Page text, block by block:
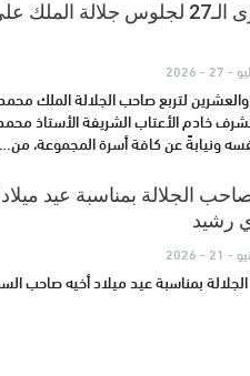
تهنئة بمناسبة الذكرى الـ27 لجلوس
27 - 2026
لتربع صاحب الجلالة الملك
خادم الأعتاب الشريفة الأستاذ
ونيابةً عن كافة أسرة المجموعة، من…
الجلالة بمناسبة عيد
رشيد
21 - 2026
بمناسبة عيد ميلاد أخيه صاحب